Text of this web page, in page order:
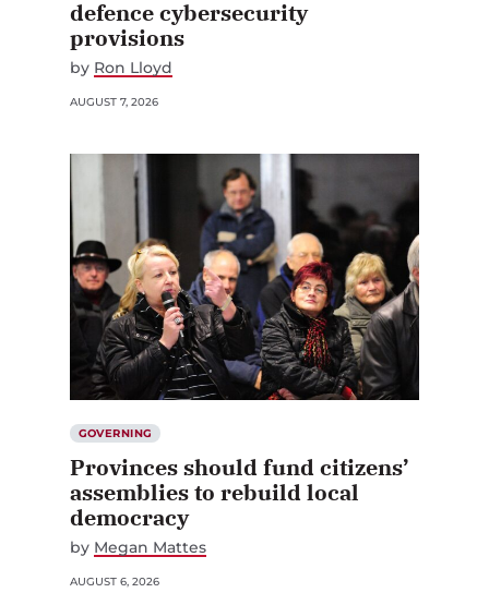
defence cybersecurity
provisions
by Ron Lloyd
AUGUST 7, 2026
GOVERNING
Provinces should fund citizens’
assemblies to rebuild local
democracy
by Megan Mattes
AUGUST 6, 2026